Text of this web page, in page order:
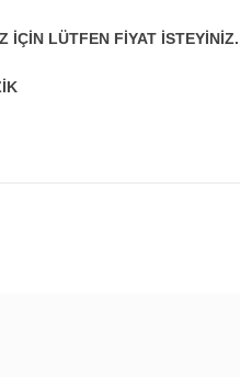
İÇİN LÜTFEN FİYAT İSTEYİNİZ.